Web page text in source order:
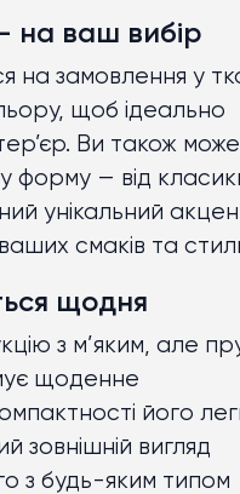
на ваш вибір
на замовлення у
щоб ідеально
Ви також
форму — від
унікальний
смаків та
щодня
з м’яким, але
щоденне
його
зовнішній вигляд
з будь-яким типом